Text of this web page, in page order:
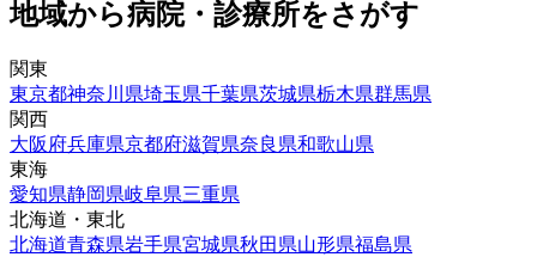
地域から病院・診療所をさがす
関東
東京都神奈川県埼玉県千葉県茨城県栃木県群馬県
関西
大阪府兵庫県京都府滋賀県奈良県和歌山県
東海
愛知県静岡県岐阜県三重県
北海道・東北
北海道青森県岩手県宮城県秋田県山形県福島県